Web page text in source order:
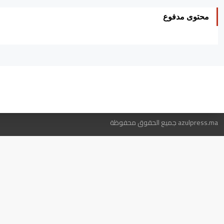
محتوى مدفوع
azulpress.ma جميع الحقوق محفوظة